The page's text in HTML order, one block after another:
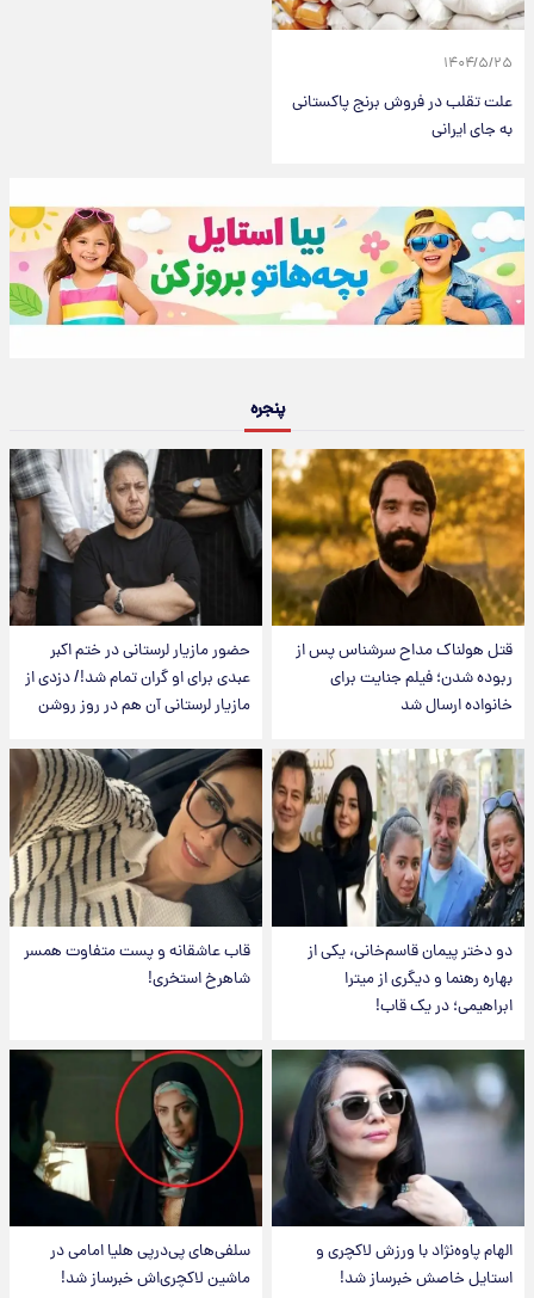
۱۴۰۴/۵/۲۵
علت تقلب در فروش برنج پاکستانی
به جای ایرانی
پنجره
قتل هولناک مداح سرشناس پس از
ربوده شدن؛ فیلم جنایت برای
خانواده ارسال شد
حضور مازیار لرستانی در ختم اکبر
عبدی برای او گران تمام شد!/ دزدی از
مازیار لرستانی آن هم در روز روشن
دو دختر پیمان قاسم‌خانی، یکی از
بهاره رهنما و دیگری از میترا
ابراهیمی؛ در یک قاب!
قاب عاشقانه و پست متفاوت همسر
شاهرخ استخری!
الهام پاوه‌نژاد با ورزش لاکچری و
استایل خاصش خبرساز شد!
سلفی‌های پی‌درپی هلیا امامی در
ماشین لاکچری‌اش خبرساز شد!